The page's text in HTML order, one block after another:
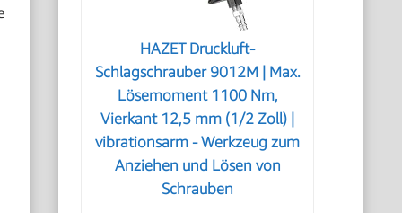
HAZET Druckluft-
Schlagschrauber 9012M | Max.
Lösemoment 1100 Nm,
Vierkant 12,5 mm (1/2 Zoll) |
vibrationsarm - Werkzeug zum
Anziehen und Lösen von
Schrauben